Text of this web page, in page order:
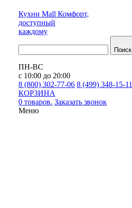
Кухни Mall Комфорт,
доступный
каждому
Поиск
ПН-ВС
с 10:00 до 20:00
8 (800) 302-77-06 8 (499) 348-15-11
КОРЗИНА
0 товаров. Заказать звонок
Меню